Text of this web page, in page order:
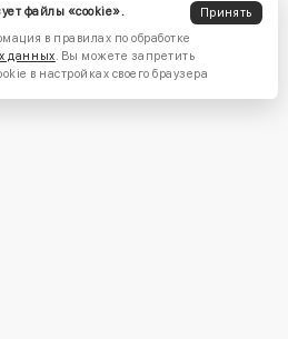
файлы «cookie».
Принять
в правилах по обработке
данных. Вы можете запретить
в настройках своего браузера